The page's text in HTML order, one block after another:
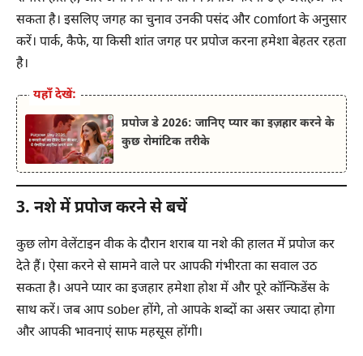
सकता है। इसलिए जगह का चुनाव उनकी पसंद और comfort के अनुसार
करें। पार्क, कैफे, या किसी शांत जगह पर प्रपोज करना हमेशा बेहतर रहता
है।
यहाँ देखें:
प्रपोज डे 2026: जानिए प्यार का इज़हार करने के
कुछ रोमांटिक तरीके
3. नशे में प्रपोज करने से बचें
कुछ लोग वेलेंटाइन वीक के दौरान शराब या नशे की हालत में प्रपोज कर
देते हैं। ऐसा करने से सामने वाले पर आपकी गंभीरता का सवाल उठ
सकता है। अपने प्यार का इजहार हमेशा होश में और पूरे कॉन्फिडेंस के
साथ करें। जब आप sober होंगे, तो आपके शब्दों का असर ज्यादा होगा
और आपकी भावनाएं साफ महसूस होंगी।